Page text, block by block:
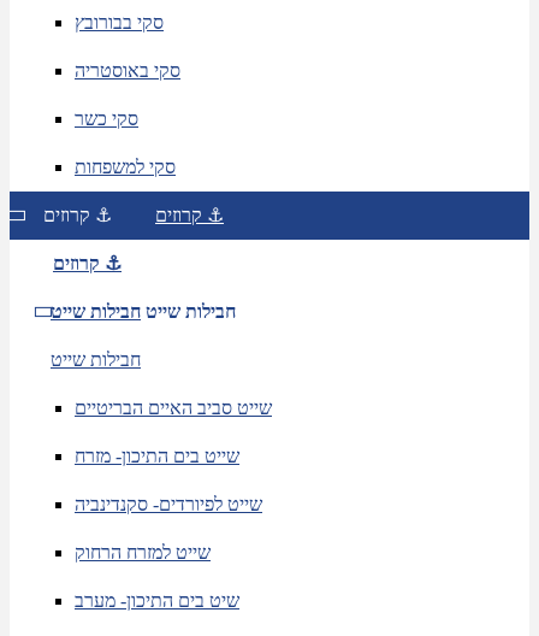
סקי בבורובץ
סקי באוסטריה
סקי כשר
סקי למשפחות
קרוזים ⚓ קרוזים ⚓
קרוזים ⚓
חבילות שייט חבילות שייט
חבילות שייט
שייט סביב האיים הבריטיים
שייט בים התיכון- מזרח
שייט לפיורדים- סקנדינביה
שייט למזרח הרחוק
שיט בים התיכון- מערב